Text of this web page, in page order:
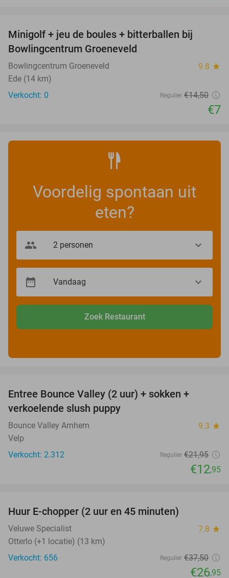
NEW
TODAY
Minigolf + jeu de boules + bitterballen bij
Bowlingcentrum Groeneveld
Bowlingcentrum Groeneveld 9.8 star
Ede (14 km)
Verkocht: 0
Regulier €14,50
€7
Voordelig spontaan uit
eten?
Zoek Restaurant
Entree Bounce Valley (2 uur) + sokken +
verkoelende slush puppy
Bounce Valley Arnhem 9.3 star
Velp
Verkocht: 2.312
Regulier €21,95
€12,95
Huur E-chopper (2 uur en 45 minuten)
Veluwe Specialist 7.8 star
Otterlo (+1 locatie) (13 km)
Verkocht: 656
Regulier €37,50
€26,95